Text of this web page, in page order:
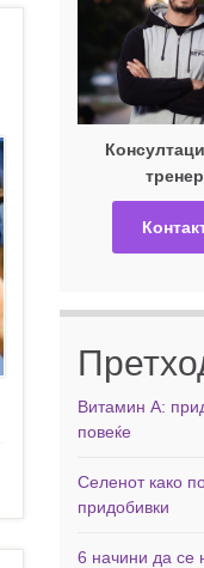
тренер
Витамин А:
повеќе
Селенот како
придобивки
6 начини да се